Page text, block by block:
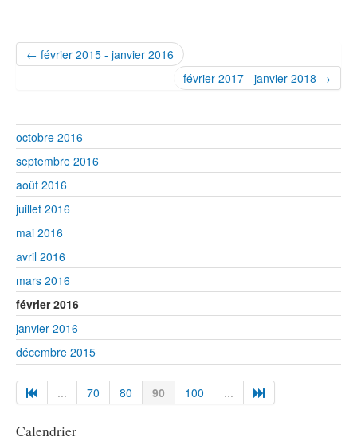
← février 2015 - janvier 2016
février 2017 - janvier 2018 →
octobre 2016
septembre 2016
août 2016
juillet 2016
mai 2016
avril 2016
mars 2016
février 2016
janvier 2016
décembre 2015
... 70 80 90 100 ...
Calendrier